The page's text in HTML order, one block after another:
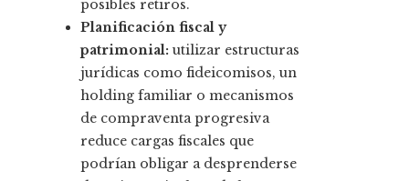
posibles retiros.
Planificación fiscal y
patrimonial: utilizar estructuras
jurídicas como fideicomisos, un
holding familiar o mecanismos
de compraventa progresiva
reduce cargas fiscales que
podrían obligar a desprenderse